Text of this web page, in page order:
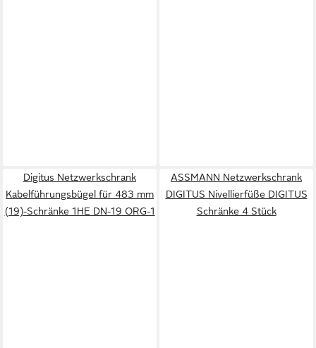
Digitus Netzwerkschrank
Kabelführungsbügel für 483 mm
(19)-Schränke 1HE DN-19 ORG-1
ASSMANN Netzwerkschrank
DIGITUS Nivellierfüße DIGITUS
Schränke 4 Stück